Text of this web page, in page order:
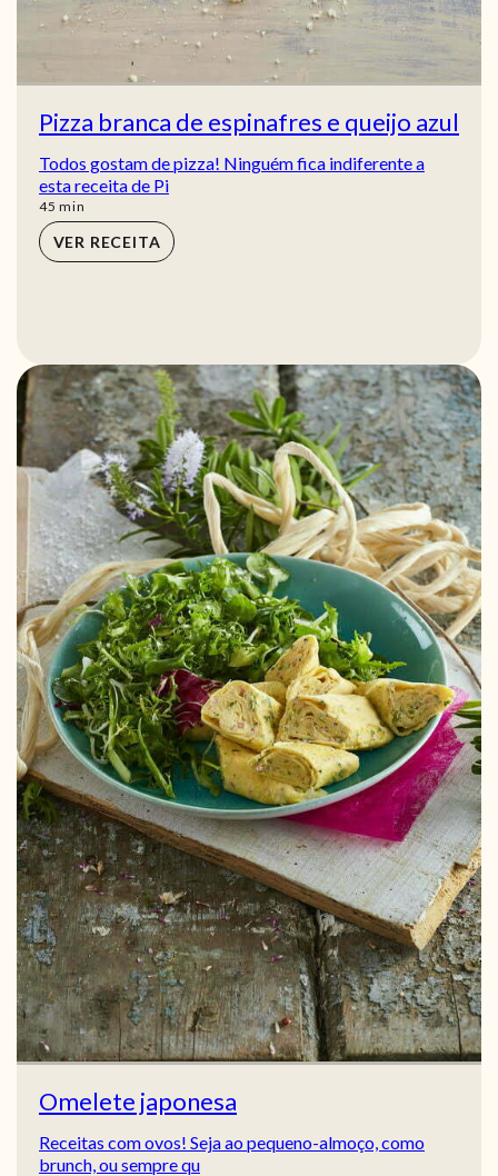
Pizza branca de espinafres e queijo azul
Todos gostam de pizza! Ninguém fica indiferente a
esta receita de Pi
45 min
min
VER RECEITA
Omelete japonesa
Receitas com ovos! Seja ao pequeno-almoço, como
brunch, ou sempre qu